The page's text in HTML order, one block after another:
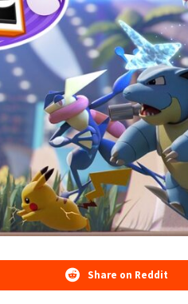
Share on Reddit